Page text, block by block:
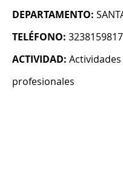
DEPARTAMENTO:
TELÉFONO: 3238159817
ACTIVIDAD:
profesionales